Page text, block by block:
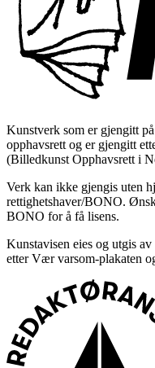
Kunstverk som er gjengitt
opphavsrett og er gjengitt
(Billedkunst Opphavsrett i
Verk kan ikke gjengis uten
rettighetshaver/BONO.
BONO for å få lisens.
Kunstavisen eies og utgis
etter Vær varsom-plakaten